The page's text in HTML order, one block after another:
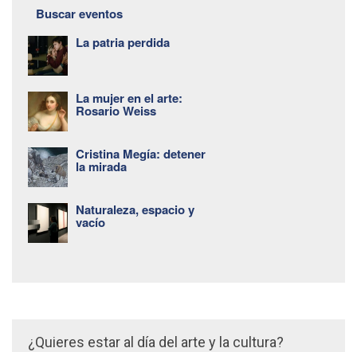
Buscar eventos
La patria perdida
La mujer en el arte:
Rosario Weiss
Cristina Megía: detener
la mirada
Naturaleza, espacio y
vacío
¿Quieres estar al día del arte y la cultura?